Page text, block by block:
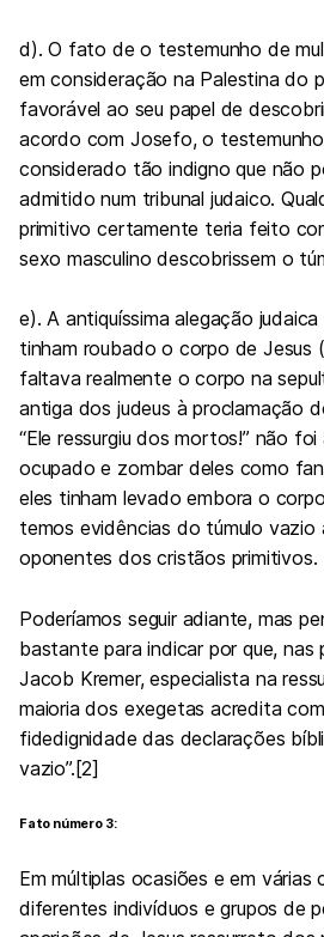
d). O fato de o testemunho de
em consideração na Palestina do
favorável ao seu papel de
acordo com Josefo, o testemunho
considerado tão indigno que não
admitido num tribunal judaico.
primitivo certamente teria feito
sexo masculino descobrissem o
e). A antiquíssima alegação
tinham roubado o corpo de Jesus (
faltava realmente o corpo na
antiga dos judeus à proclamação
“Ele ressurgiu dos mortos!” não
ocupado e zombar deles como
eles tinham levado embora o
temos evidências do túmulo vazio
oponentes dos cristãos primitivos.
Poderíamos seguir adiante, mas
bastante para indicar por que, nas
Jacob Kremer, especialista na
maioria dos exegetas acredita
fidedignidade das declarações
vazio”.[2]
Fato número 3:
Em múltiplas ocasiões e em várias
diferentes indivíduos e grupos de